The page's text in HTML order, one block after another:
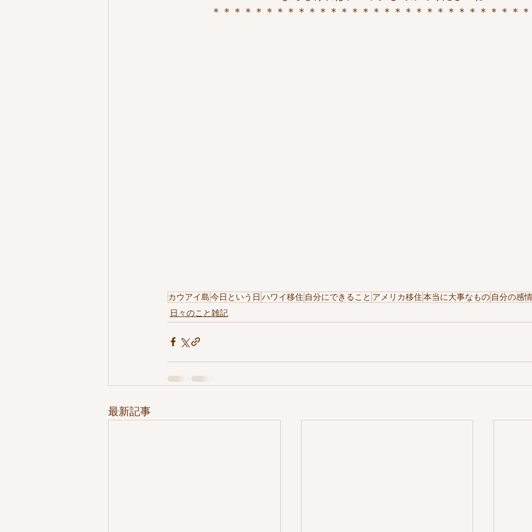
＊＊＊＊＊＊＊＊＊＊＊＊＊＊＊＊＊＊＊＊＊＊＊＊＊＊＊＊＊
カウアイ島今日という日 ハワイ移住 自分にできること アメリカ移住本当に大事なもの 自分の感情
日々のこと雑記
最新記事